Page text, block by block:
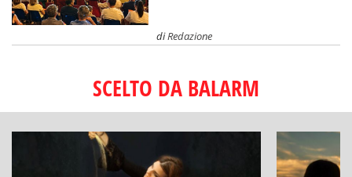
diRedazione
SCELTO DA BALARM